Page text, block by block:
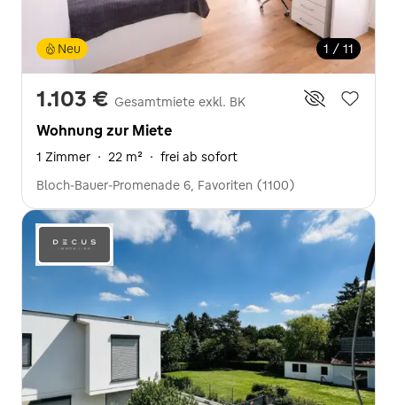
1 / 11
Neu
1.103 € Gesamtmiete exkl. BK
Wohnung zur Miete
1 Zimmer · 22 m² · frei ab sofort
Bloch-Bauer-Promenade 6, Favoriten (1100)